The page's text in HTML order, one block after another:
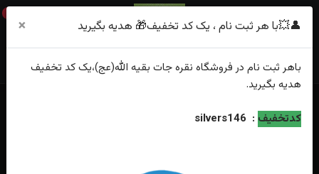
0
خانه
فهرست محصولات
انگشتر نقره زبرجد اصل رکاب فیلی چهار چنگ دست ساز
👤💥با هر ثبت نام ، یک کد تخفیف🎁 هدیه بگیرید ×
باهر ثبت نام در فروشگاه نقره جات بقیه الله(عج)،یک کد تخفیف
هدیه بگیرید.
کدتخفیف :
silvers146